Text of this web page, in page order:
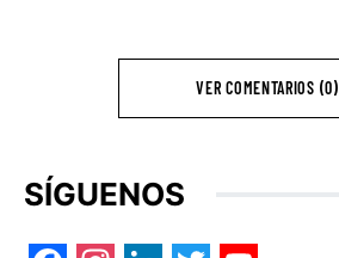
VER COMENTARIOS (0)
SÍGUENOS